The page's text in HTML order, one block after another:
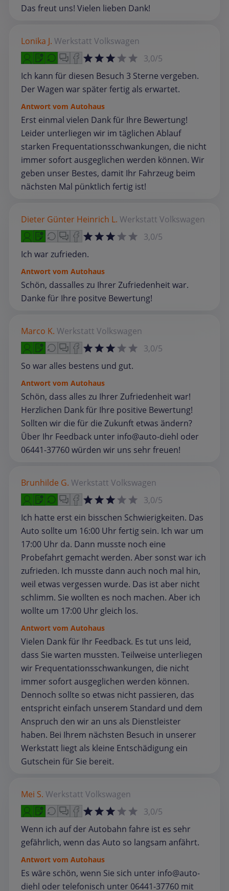
Das freut uns! Vielen lieben Dank!
Lonika J. Werkstatt Volkswagen
3,0/5
Ich kann für diesen Besuch 3 Sterne vergeben.
Der Wagen war später fertig als erwartet.
Antwort vom Autohaus
Erst einmal vielen Dank für Ihre Bewertung!
Leider unterliegen wir im täglichen Ablauf
starken Frequentationsschwankungen, die nicht
immer sofort ausgeglichen werden können. Wir
geben unser Bestes, damit Ihr Fahrzeug beim
nächsten Mal pünktlich fertig ist!
Dieter Günter Heinrich L. Werkstatt Volkswagen
3,0/5
Ich war zufrieden.
Antwort vom Autohaus
Schön, dassalles zu Ihrer Zufriedenheit war.
Danke für Ihre positve Bewertung!
Marco K. Werkstatt Volkswagen
3,0/5
So war alles bestens und gut.
Antwort vom Autohaus
Schön, dass alles zu Ihrer Zufriedenheit war!
Herzlichen Dank für Ihre positive Bewertung!
Sollten wir die für die Zukunft etwas ändern?
Über Ihr Feedback unter info@auto-diehl oder
06441-37760 würden wir uns sehr freuen!
Brunhilde G. Werkstatt Volkswagen
3,0/5
Ich hatte erst ein bisschen Schwierigkeiten. Das
Auto sollte um 16:00 Uhr fertig sein. Ich war um
17:00 Uhr da. Dann musste noch eine
Probefahrt gemacht werden. Aber sonst war ich
zufrieden. Ich musste dann auch noch mal hin,
weil etwas vergessen wurde. Das ist aber nicht
schlimm. Sie wollten es noch machen. Aber ich
wollte um 17:00 Uhr gleich los.
Antwort vom Autohaus
Vielen Dank für Ihr Feedback. Es tut uns leid,
dass Sie warten mussten. Teilweise unterliegen
wir Frequentationsschwankungen, die nicht
immer sofort ausgeglichen werden können.
Dennoch sollte so etwas nicht passieren, das
entspricht einfach unserem Standard und dem
Anspruch den wir an uns als Dienstleister
haben. Bei Ihrem nächsten Besuch in unserer
Werkstatt liegt als kleine Entschädigung ein
Gutschein für Sie bereit.
Mei S. Werkstatt Volkswagen
3,0/5
Wenn ich auf der Autobahn fahre ist es sehr
gefährlich, wenn das Auto so langsam anfährt.
Antwort vom Autohaus
Es wäre schön, wenn Sie sich unter info@auto-
diehl oder telefonisch unter 06441-37760 mit